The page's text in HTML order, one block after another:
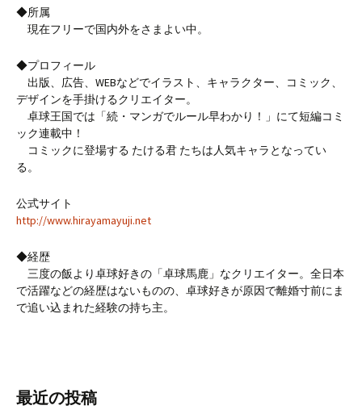
◆所属
現在フリーで国内外をさまよい中。
◆プロフィール
出版、広告、WEBなどでイラスト、キャラクター、コミック、
デザインを手掛けるクリエイター。
卓球王国では「続・マンガでルール早わかり！」にて短編コミ
ック連載中！
コミックに登場する たける君 たちは人気キャラとなってい
る。
公式サイト
http://www.hirayamayuji.net
◆経歴
三度の飯より卓球好きの「卓球馬鹿」なクリエイター。全日本
で活躍などの経歴はないものの、卓球好きが原因で離婚寸前にま
で追い込まれた経験の持ち主。
最近の投稿